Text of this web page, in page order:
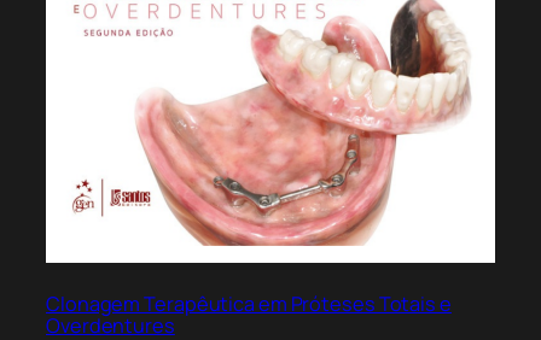
Clonagem Terapêutica em Próteses Totais e
Overdentures